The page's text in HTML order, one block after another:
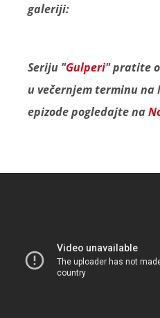
galeriji:
Seriju "Gulperi" pratite
u večernjem terminu na
epizode pogledajte na